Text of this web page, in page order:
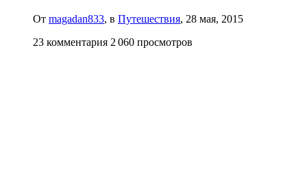
От magadan833, в Путешествия, 28 мая, 2015
23 комментария 2 060 просмотров